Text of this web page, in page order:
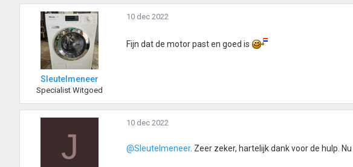
Sleutelmeneer
Specialist Witgoed
10 dec 2022
Fijn dat de motor past en goed is
J
10 dec 2022
@Sleutelmeneer. Zeer zeker, hartelijk dank voor de hulp.